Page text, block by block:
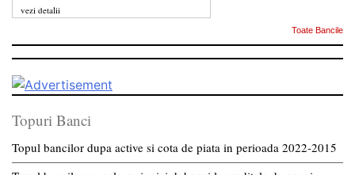
vezi detalii
Toate Bancile
Topuri Banci
Topul bancilor dupa active si cota de piata in perioada 2022-2015